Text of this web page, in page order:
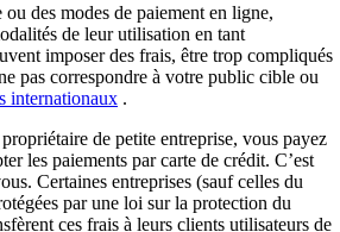
des modes de paiement en ligne,
de leur utilisation en tant
imposer des frais, être trop compliqués
pas correspondre à votre public cible ou
internationaux .
de petite entreprise, vous payez
les paiements par carte de crédit. C’est
Certaines entreprises (sauf celles du
par une loi sur la protection du
ces frais à leurs clients utilisateurs de